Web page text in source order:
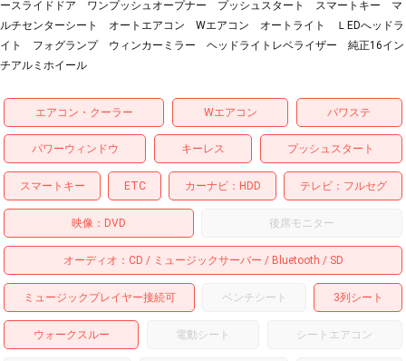
ースライドドア ワンプッシュオープナー プッシュスタート スマートキー マ
ルチセンターシート オートエアコン Wエアコン オートライト ＬEDへッドラ
イト フォグランプ ウィンカーミラー ヘッドライトレベライザー 純正16イン
チアルミホイール
エアコン・クーラー Wエアコン パワステ
パワーウィンドウ キーレス プッシュスタート
スマートキー ETC カーナビ HDD テレビ フルセグ
映像 DVD 後席モニター
オーディオ CD ミュージックサーバー Bluetooth SD
ミュージックプレイヤー接続可 ベンチシート 3列シート
ウォークスルー 電動シート シートエアコン